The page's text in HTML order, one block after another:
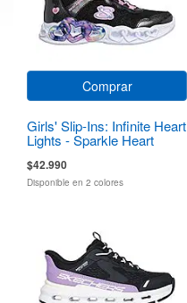
Comprar
Girls' Slip-Ins: Infinite Heart
Lights - Sparkle Heart
$42.990
Disponible en 2 colores